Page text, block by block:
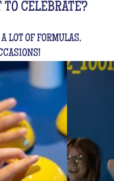
CELEBRATE?
LOT OF FORMULAS,